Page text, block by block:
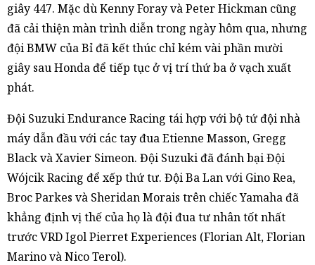
giây 447. Mặc dù Kenny Foray và Peter Hickman cũng
đã cải thiện màn trình diễn trong ngày hôm qua, nhưng
đội BMW của Bỉ đã kết thúc chỉ kém vài phần mười
giây sau Honda để tiếp tục ở vị trí thứ ba ở vạch xuất
phát.
Đội Suzuki Endurance Racing tái hợp với bộ tứ đội nhà
máy dẫn đầu với các tay đua Etienne Masson, Gregg
Black và Xavier Simeon. Đội Suzuki đã đánh bại Đội
Wójcik Racing để xếp thứ tư. Đội Ba Lan với Gino Rea,
Broc Parkes và Sheridan Morais trên chiếc Yamaha đã
khẳng định vị thế của họ là đội đua tư nhân tốt nhất
trước VRD Igol Pierret Experiences (Florian Alt, Florian
Marino và Nico Terol).